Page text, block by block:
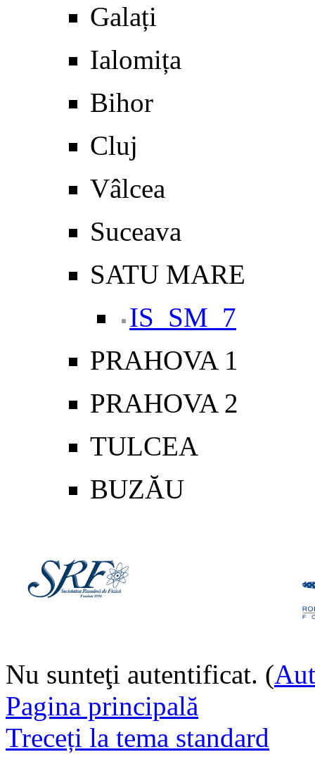
Galați
Ialomița
Bihor
Cluj
Vâlcea
Suceava
SATU MARE
IS_SM_7
PRAHOVA 1
PRAHOVA 2
TULCEA
BUZĂU
Nu sunteţi autentificat. (
Pagina principală
Treceți la tema standard